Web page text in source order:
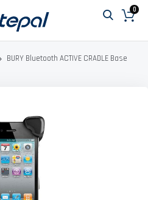
0
BURY Bluetooth ACTIVE CRADLE Base